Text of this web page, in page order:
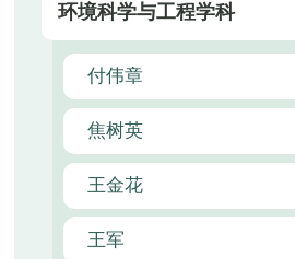
环境科学与工程学科
付伟章
焦树英
王金花
王军